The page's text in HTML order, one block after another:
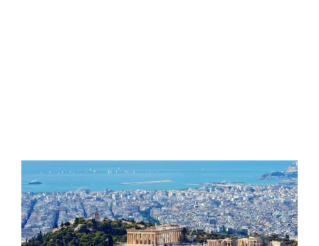
View
Larger
Image